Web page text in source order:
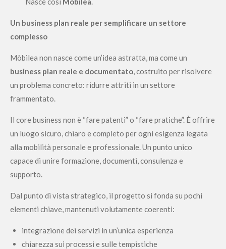
Un business plan reale per semplificare un settore
complesso
Mòbilea non nasce come un’idea astratta, ma come un
business plan reale e documentato, costruito per risolvere
un problema concreto: ridurre attriti in un settore
frammentato.
Il core business non è “fare patenti” o “fare pratiche”. È offrire
un luogo sicuro, chiaro e completo per ogni esigenza legata
alla mobilità personale e professionale. Un punto unico
capace di unire formazione, documenti, consulenza e
supporto.
Dal punto di vista strategico, il progetto si fonda su pochi
elementi chiave, mantenuti volutamente coerenti:
integrazione dei servizi in un’unica esperienza
chiarezza sui processi e sulle tempistiche